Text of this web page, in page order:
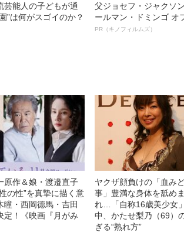
能人の子どもが通
”は何がスゴイのか？
父ジョセフ・ジャクソ
ールマン・ドミンゴ オ
ルインタビュー“観客を
PR（キノフィルムズ）
原作＆娘・渡邉直子
の性”を真摯に描く意
瞳・西岡德馬・吉田
定！《映画『月がみ
ヤクザ顔負けの「血み
事」豊満な身体を舐め
れ…「自称16歳美少女
中、かたせ梨乃（69）
ぎる“熟れ方”